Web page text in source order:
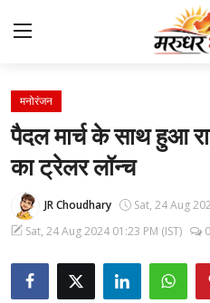
Home
संपर्क करें
हमारे बारे में
राजस्थान
मनोरंजन
पैदल मार्च के साथ हुआ
का ट्रेलर लॉन्च
JR Choudhary
Sat, 24 Aug
Sat, 24 Aug 2024 01:23 PM (IST)
0